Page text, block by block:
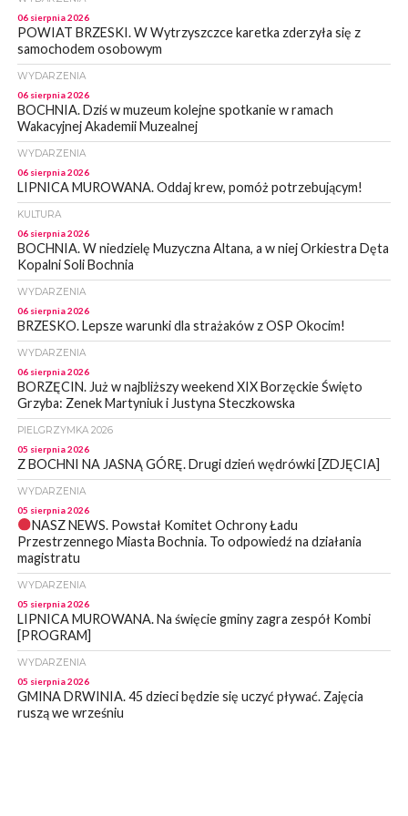
06 sierpnia 2026
POWIAT BRZESKI. W Wytrzyszczce karetka zderzyła się z
samochodem osobowym
WYDARZENIA
06 sierpnia 2026
BOCHNIA. Dziś w muzeum kolejne spotkanie w ramach
Wakacyjnej Akademii Muzealnej
WYDARZENIA
06 sierpnia 2026
LIPNICA MUROWANA. Oddaj krew, pomóż potrzebującym!
KULTURA
06 sierpnia 2026
BOCHNIA. W niedzielę Muzyczna Altana, a w niej Orkiestra Dęta
Kopalni Soli Bochnia
WYDARZENIA
06 sierpnia 2026
BRZESKO. Lepsze warunki dla strażaków z OSP Okocim!
WYDARZENIA
06 sierpnia 2026
BORZĘCIN. Już w najbliższy weekend XIX Borzęckie Święto
Grzyba: Zenek Martyniuk i Justyna Steczkowska
PIELGRZYMKA 2026
05 sierpnia 2026
Z BOCHNI NA JASNĄ GÓRĘ. Drugi dzień wędrówki [ZDJĘCIA]
WYDARZENIA
05 sierpnia 2026
NASZ NEWS. Powstał Komitet Ochrony Ładu
Przestrzennego Miasta Bochnia. To odpowiedź na działania
magistratu
WYDARZENIA
05 sierpnia 2026
LIPNICA MUROWANA. Na święcie gminy zagra zespół Kombi
[PROGRAM]
WYDARZENIA
05 sierpnia 2026
GMINA DRWINIA. 45 dzieci będzie się uczyć pływać. Zajęcia
ruszą we wrześniu